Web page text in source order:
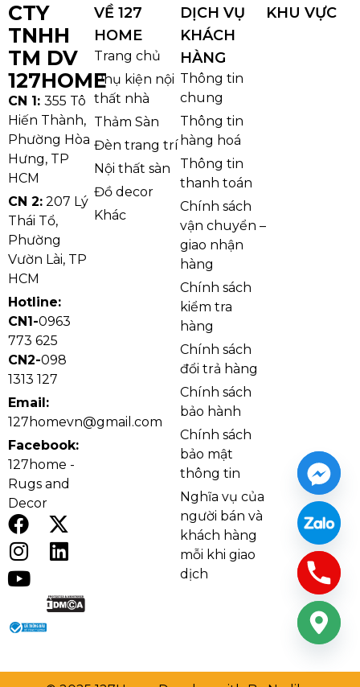
CTY
TNHH
TM DV
127HOME
CN 1: 355 Tô
Hiến Thành,
Phường Hòa
Hưng, TP
HCM
CN 2: 207 Lý
Thái Tổ,
Phường
Vườn Lài, TP
HCM
Hotline:
CN1-0963
773 625
CN2-098
1313 127
Email:
127homevn@gmail.com
Facebook:
127home -
Rugs and
Decor
VỀ 127
HOME
Trang chủ
Phụ kiện nội
thất nhà
Thảm Sàn
Đèn trang trí
Nội thất sàn
Đồ decor
Khác
DỊCH VỤ
KHÁCH
HÀNG
Thông tin
chung
Thông tin
hàng hoá
Thông tin
thanh toán
Chính sách
vận chuyển –
giao nhận
hàng
Chính sách
kiểm tra
hàng
Chính sách
đổi trả hàng
Chính sách
bảo hành
Chính sách
bảo mật
thông tin
Nghĩa vụ của
người bán và
khách hàng
mỗi khi giao
dịch
KHU VỰC